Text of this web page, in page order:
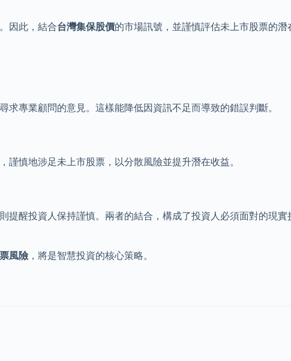
因此，結合台灣集保股價的市場訊號，並謹慎評估未上市股票的潛
求專業顧問的意見。這樣能降低因資訊不足而導致的錯誤判斷。
謹慎地涉足未上市股票，以分散風險並提升潛在收益。
則提醒投資人保持謹慎。兩者的結合，構成了投資人必須面對的現
風險 ，將是智慧投資的核心策略。